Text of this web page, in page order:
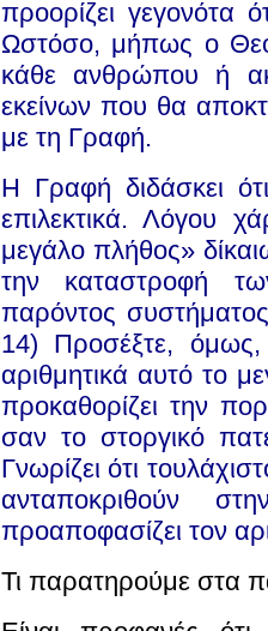
προορίζει γεγονότα
Ωστόσο, μήπως ο
κάθε ανθρώπου ή
εκείνων που θα
με τη Γραφή.
Η Γραφή διδάσκει
επιλεκτικά. Λόγου
μεγάλο πλήθος»
την καταστροφή
παρόντος
14) Προσέξτε,
αριθμητικά αυτό το
προκαθορίζει την
σαν το στοργικό
Γνωρίζει ότι
ανταποκριθούν
προαποφασίζει τον
Τι παρατηρούμε στα